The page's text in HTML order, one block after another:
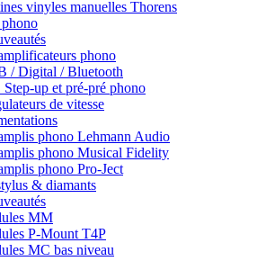
vinyles manuelles Thorens
phono
/ Digital / Bluetooth
up et pré-pré phono
de vitesse
phono Lehmann Audio
phono Musical Fidelity
phono Pro-Ject
& diamants
MM
P-Mount T4P
MC bas niveau